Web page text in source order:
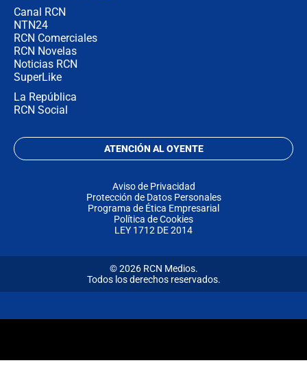
Canal RCN
NTN24
RCN Comerciales
RCN Novelas
Noticias RCN
SuperLike
La República
RCN Social
ATENCIÓN AL OYENTE
Aviso de Privacidad
Protección de Datos Personales
Programa de Ética Empresarial
Política de Cookies
LEY 1712 DE 2014
© 2026 RCN Medios.
Todos los derechos reservados.